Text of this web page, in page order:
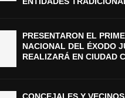
PRESENTARON EL
NACIONAL DEL ÉXODO
REALIZARÁ EN CIUDAD